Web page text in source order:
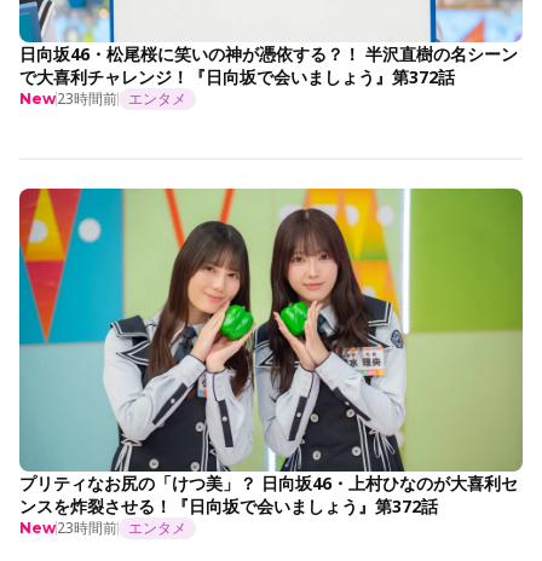
日向坂46・松尾桜に笑いの神が憑依する？！ 半沢直樹の名シーン
で大喜利チャレンジ！『日向坂で会いましょう』第372話
New23時間前 エンタメ
プリティなお尻の「けつ美」？ 日向坂46・上村ひなのが大喜利セ
ンスを炸裂させる！『日向坂で会いましょう』第372話
New23時間前 エンタメ